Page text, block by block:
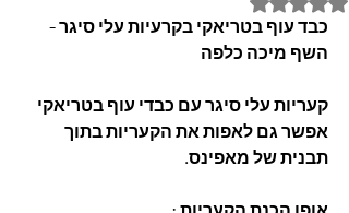
כבד עוף בטריאקי בקרעיות עלי סיגר -
השף מיכה כלפה
קעריות עלי סיגר עם כבדי עוף בטריאקי
אפשר גם לאפות את הקעריות בתוך
תבנית של מאפינס.